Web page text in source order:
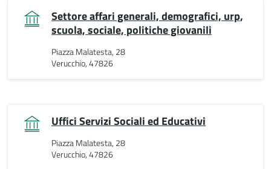
Settore affari generali, demografici, urp,
scuola, sociale, politiche giovanili
Piazza Malatesta, 28
Verucchio, 47826
Uffici Servizi Sociali ed Educativi
Piazza Malatesta, 28
Verucchio, 47826